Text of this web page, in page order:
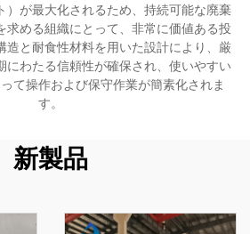
）が最大化されるため、持続可能な廃棄
求める組織にとって、非常に価値ある投
造と耐食性材料を用いた設計により、厳
にわたる信頼性が確保され、使いやすい
て操作および保守作業が簡素化されま
す。
新製品